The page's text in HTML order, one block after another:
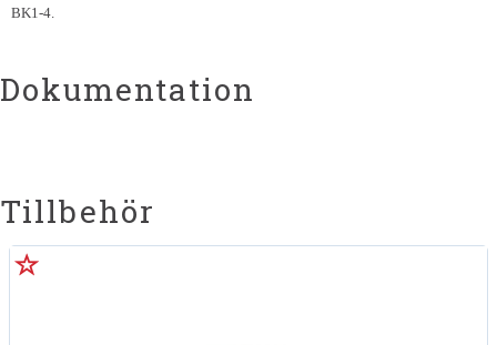
BK1-4.
Dokumentation
Tillbehör